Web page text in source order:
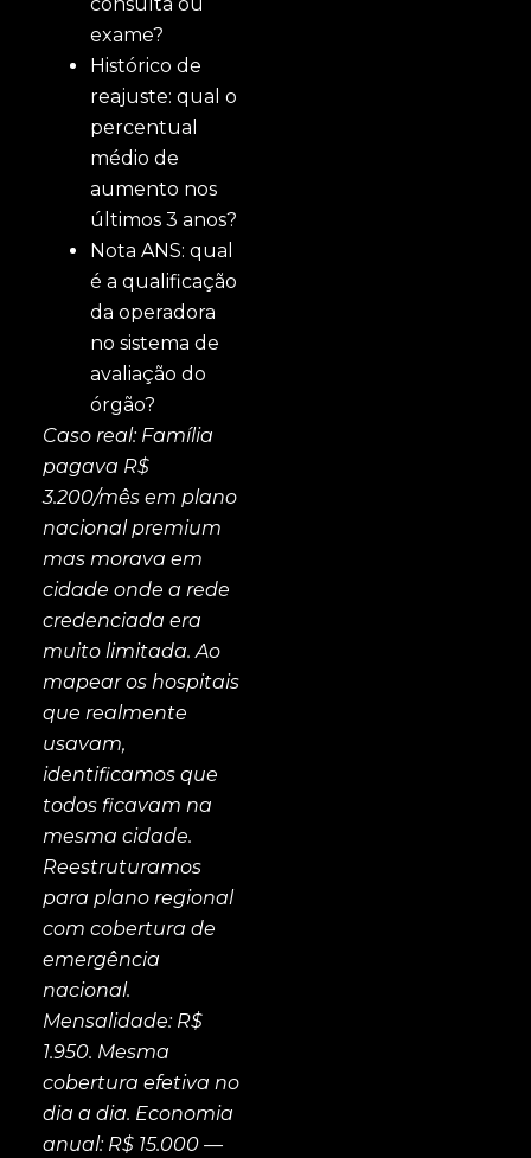
exame?
Histórico de
reajuste: qual o
percentual
médio de
aumento nos
últimos 3 anos?
Nota ANS: qual
é a qualificação
da operadora
no sistema de
avaliação do
órgão?
Caso real: Família
pagava R$
3.200/mês em plano
nacional premium
mas morava em
cidade onde a rede
credenciada era
muito limitada. Ao
mapear os hospitais
que realmente
usavam,
identificamos que
todos ficavam na
mesma cidade.
Reestruturamos
para plano regional
com cobertura de
emergência
nacional.
Mensalidade: R$
1.950. Mesma
cobertura efetiva no
dia a dia. Economia
anual: R$ 15.000 —